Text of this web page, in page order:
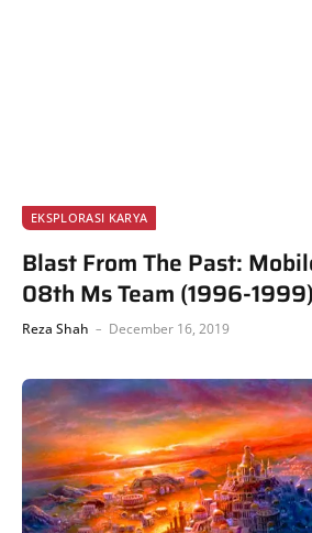
EKSPLORASI KARYA
Blast From The Past:
08th Ms Team (1996-1999)
Reza Shah December 16, 2019